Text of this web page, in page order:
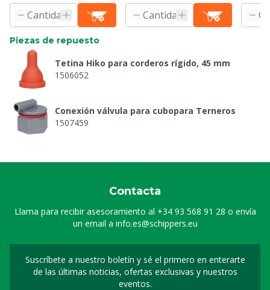
Piezas de repuesto
Tetina Hiko para corderos rígido, 45 mm
1506052
Conexión válvula para cubopara Terneros
1507459
Contacta
Llama para recibir asesoramiento al +34 93 568 91 28 o envía
un email a info.es@schippers.eu
Suscríbete a nuestro boletín y sé el primero en enterarte
de las últimas noticias, ofertas exclusivas y nuestros
eventos.
Suscripción a nuestro